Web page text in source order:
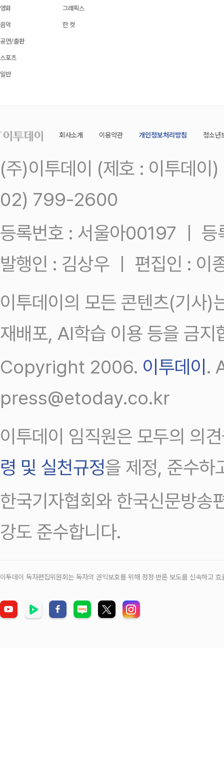
영화
음악
공연/출판
스포츠
일반
그래픽스
한 컷
회사소개 이용약관 개인정보처리방침 청소년
(주)이투데이 (제호 : 이투데
02) 799-2600
등록번호 : 서울아00197 ㅣ
발행인 : 김상우 ㅣ 편집인 : 이
이투데이의 모든 콘텐츠(기사)
재배포, AI학습 이용 등을 금지
Copyright 2006. 이투데이 .
press@etoday.co.kr
이투데이 임직원은 모두의 의
령 및 실천규정을 제정, 준수하
한국기자협회와 한국신문방송
강도 준수합니다.
이투데이 독자편집위원회는 독자의 권익보호를 위해 정정‧반론 보도를 신속하고